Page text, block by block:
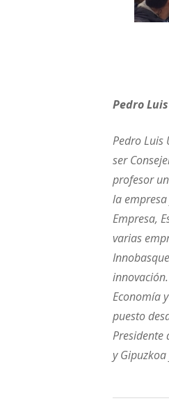
Pedro
Pedro Luis
ser
profesor
la
Empresa,
varias
Economía
puesto
Presidente
y